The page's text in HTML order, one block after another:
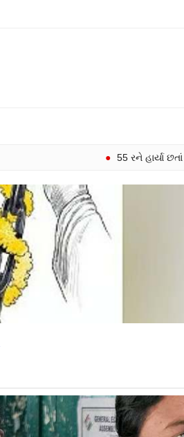
55 રને હાર્યા છતાં RCBને થયો મોટો